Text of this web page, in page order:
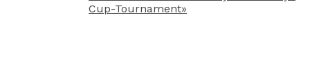
Cup-Tournament»